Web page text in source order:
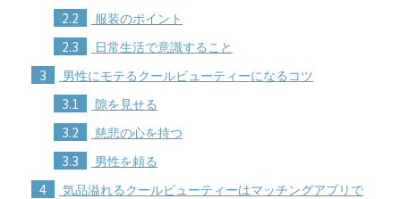
2.2 服装のポイント
2.3 日常生活で意識すること
3 男性にモテるクールビューティーになるコツ
3.1 隙を見せる
3.2 慈悲の心を持つ
3.3 男性を頼る
4
気品溢れるクールビューティーはマッチングアプリで